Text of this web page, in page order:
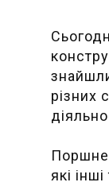
різних
які